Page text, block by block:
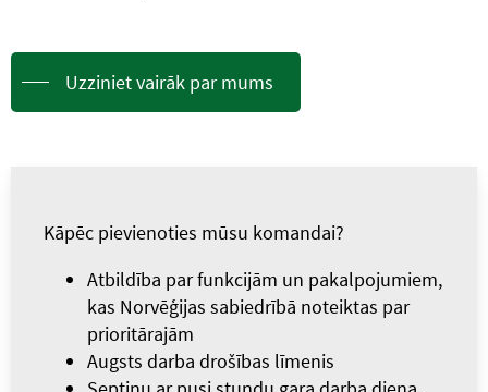
Uzziniet vairāk par mums
Kāpēc pievienoties mūsu komandai?
Atbildība par funkcijām un pakalpojumiem,
kas Norvēģijas sabiedrībā noteiktas par
prioritārajām
Augsts darba drošības līmenis